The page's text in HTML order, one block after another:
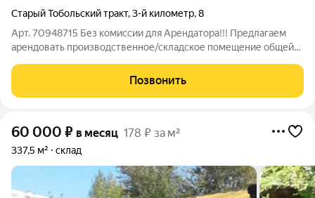
Старый Тобольский тракт,3-й километр,8
Арт. 70948715 Без комиссии для Арендатора!!! Предлагаем
арендовать производственное/складское помещение общей
Старотобольского тракта, на первой линии! Здание находится
в 30 метрах от тракта,
Позвонить
60 000 ₽ в месяц 178 ₽ за м²
337,5 м² склад